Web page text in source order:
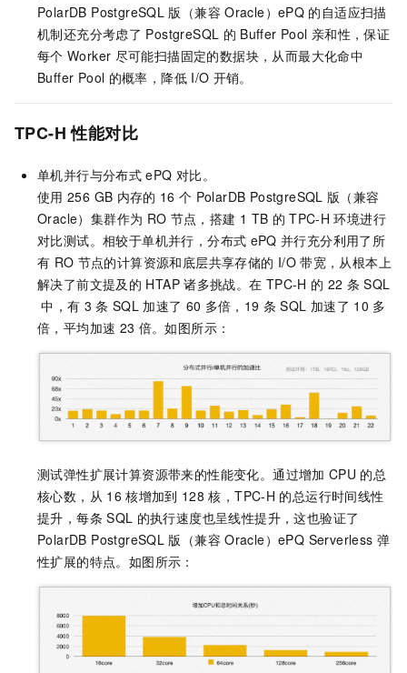
PolarDB PostgreSQL 版（兼容 Oracle） ePQ 的自适应扫描
机制还充分考虑了 PostgreSQL 的 Buffer Pool 亲和性，保证
每个 Worker 尽可能扫描固定的数据块，从而最大化命中
Buffer Pool 的概率，降低 I/O 开销。
TPC-H 性能对比
单机并行与分布式 ePQ 对比。
使用 256 GB 内存的 16 个 PolarDB PostgreSQL 版（兼容
Oracle） 集群作为 RO 节点，搭建 1 TB 的 TPC-H 环境进行
对比测试。相较于单机并行，分布式 ePQ 并行充分利用了所
有 RO 节点的计算资源和底层共享存储的 I/O 带宽，从根本上
解决了前文提及的 HTAP 诸多挑战。在 TPC-H 的 22 条 SQL
中，有 3 条 SQL 加速了 60 多倍，19 条 SQL 加速了 10 多
倍，平均加速 23 倍。如图所示：
测试弹性扩展计算资源带来的性能变化。通过增加 CPU 的总
核心数，从 16 核增加到 128 核，TPC-H 的总运行时间线性
提升，每条 SQL 的执行速度也呈线性提升，这也验证了
PolarDB PostgreSQL 版（兼容 Oracle） ePQ Serverless 弹
性扩展的特点。如图所示：